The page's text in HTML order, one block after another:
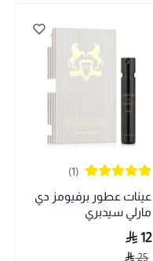
(1)
عينات عطور برفيومز دي
مارلي سيدبري
12
25